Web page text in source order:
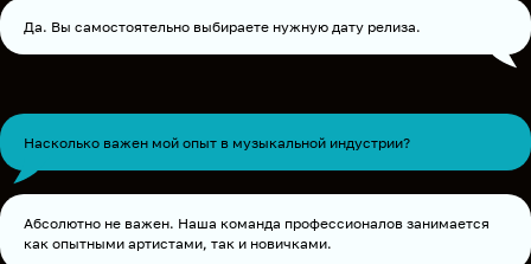
Да. Вы самостоятельно выбираете нужную дату релиза.
Насколько важен мой опыт в музыкальной индустрии?
Абсолютно не важен. Наша команда профессионалов занимается
как опытными артистами, так и новичками.